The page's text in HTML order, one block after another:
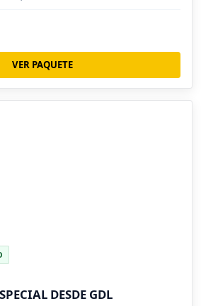
VER PAQUETE
DESDE GDL